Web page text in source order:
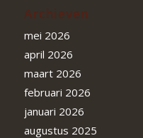
Archieven
mei 2026
april 2026
maart 2026
februari 2026
januari 2026
augustus 2025